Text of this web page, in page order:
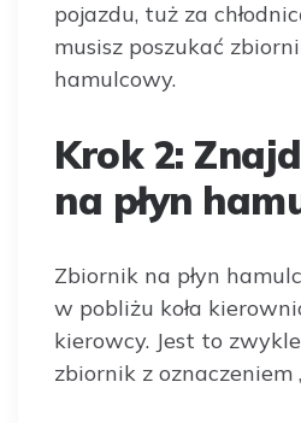
pojazdu, tuż za
musisz poszukać
hamulcowy.
Krok 2:
na płyn
Zbiornik na płyn
w pobliżu koła
kierowcy. Jest to
zbiornik z oznaczeniem